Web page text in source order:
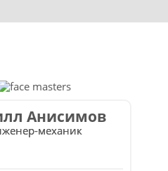
Анисимов
механик